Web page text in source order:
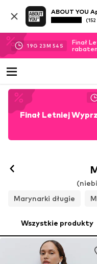
ABOUT YOU
19G 23M 52 S
Finał
Finał Letniej
Marynarki długie
Wszystkie produkty